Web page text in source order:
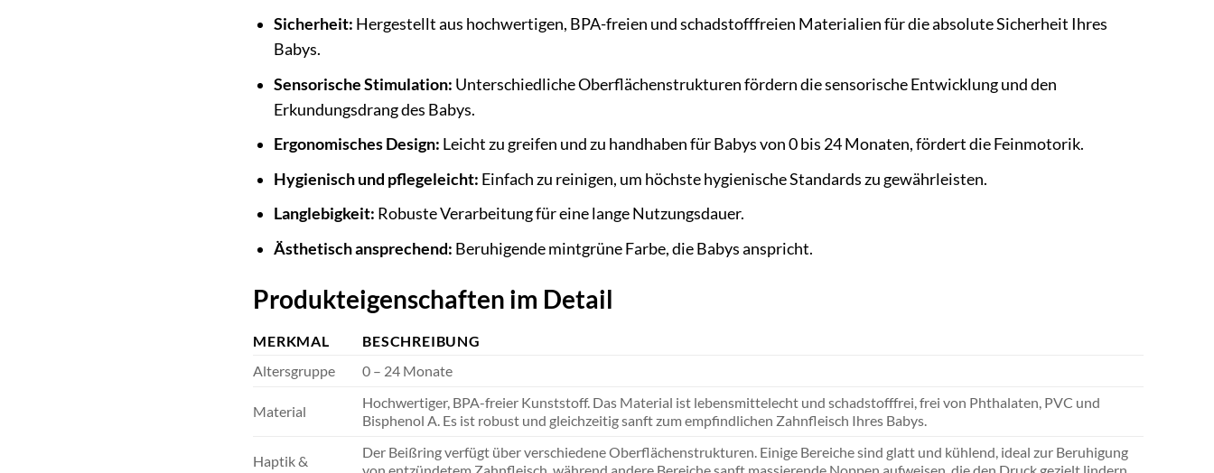
Sicherheit: Hergestellt aus hochwertigen, BPA-freien und schadstofffreien Materialien für die absolute Sicherheit Ihres
Babys.
Sensorische Stimulation: Unterschiedliche Oberflächenstrukturen fördern die sensorische Entwicklung und den
Erkundungsdrang des Babys.
Ergonomisches Design: Leicht zu greifen und zu handhaben für Babys von 0 bis 24 Monaten, fördert die Feinmotorik.
Hygienisch und pflegeleicht: Einfach zu reinigen, um höchste hygienische Standards zu gewährleisten.
Langlebigkeit: Robuste Verarbeitung für eine lange Nutzungsdauer.
Ästhetisch ansprechend: Beruhigende mintgrüne Farbe, die Babys anspricht.
Produkteigenschaften im Detail
MERKMAL
BESCHREIBUNG
Altersgruppe
0 – 24 Monate
Material
Hochwertiger, BPA-freier Kunststoff. Das Material ist lebensmittelecht und schadstofffrei, frei von Phthalaten, PVC und
Bisphenol A. Es ist robust und gleichzeitig sanft zum empfindlichen Zahnfleisch Ihres Babys.
Haptik &
Der Beißring verfügt über verschiedene Oberflächenstrukturen. Einige Bereiche sind glatt und kühlend, ideal zur Beruhigung
von entzündetem Zahnfleisch, während andere Bereiche sanft massierende Noppen aufweisen, die den Druck gezielt lindern.